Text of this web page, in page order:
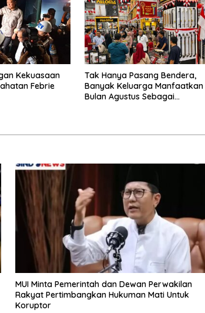
Kekuasaan
Febrie
Tak Hanya Pasang Bendera,
Banyak Keluarga Manfaatkan
Bulan Agustus Sebagai
MUI Minta Pemerintah dan Dewan Perwakilan
Rakyat Pertimbangkan Hukuman Mati Untuk
Koruptor